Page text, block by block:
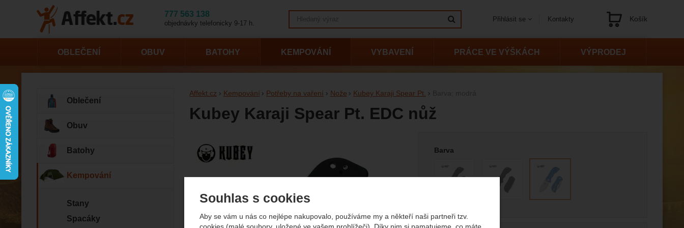
Souhlas s cookies
Aby se vám u nás co nejlépe nakupovalo, používáme my a někteří naši partneři tzv.
cookies (malé soubory, uložené ve vašem prohlížeči). Díky nim si pamatujeme, co máte
Affekt.cz Kempování Potřeby na vaření Nože Kubey Karaji Spear Pt.
Kubey Karaji Spear Pt. EDC nůž
Fotografie Barva
OBLEČENÍ OBUV BATOHY KEMPOVÁNÍ VYBAVENÍ PRÁCE VE VÝŠKÁCH VÝPRODEJ
Oblečení
Obuv
Batohy
Kempování
Stany
Spacáky
777 563 138
objednávky telefonicky 9-17 h.
Kontakty
Přihlásit se Košík